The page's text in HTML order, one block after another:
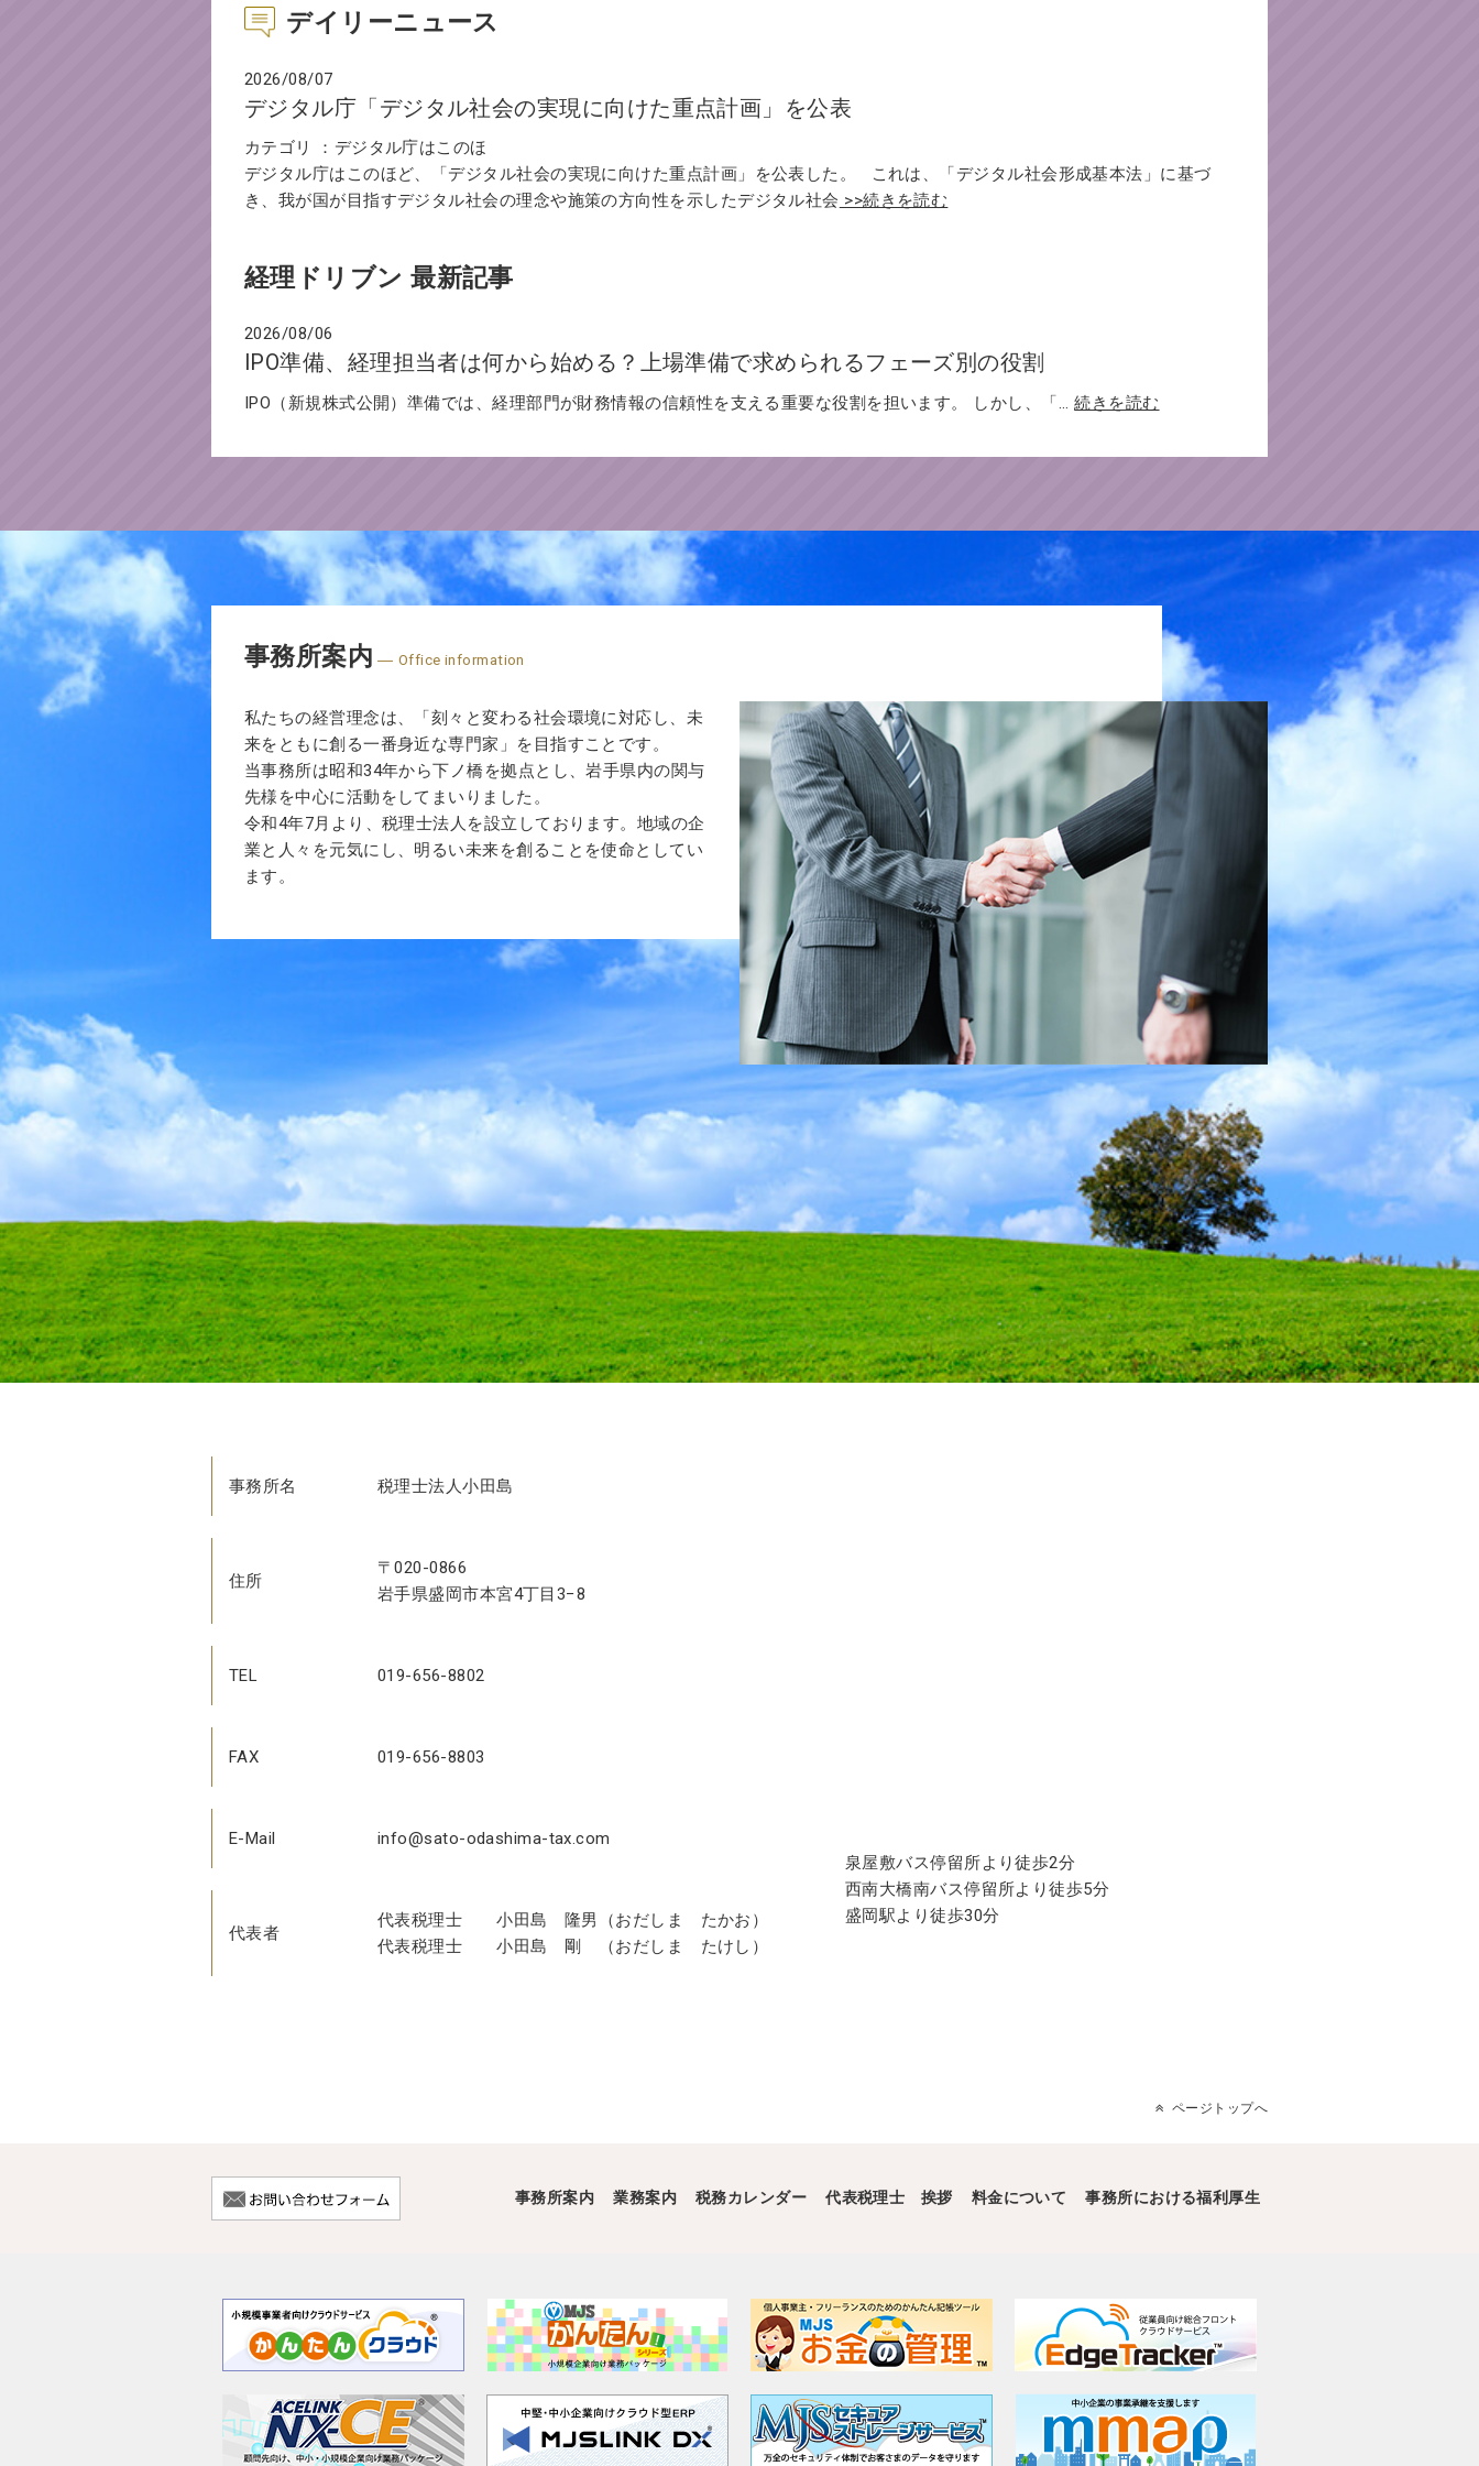
デイリーニュース
2026/08/07
デジタル庁「デジタル社会の実現に向けた重点計画」を公表
カテゴリ ：デジタル庁はこのほ
デジタル庁はこのほど、「デジタル社会の実現に向けた重点計画」を公表した。 これは、「デジタル社会形成基本法」に基づ
き、我が国が目指すデジタル社会の理念や施策の方向性を示したデジタル社会 >>続きを読む
経理ドリブン 最新記事
2026/08/06
IPO準備、経理担当者は何から始める？上場準備で求められるフェーズ別の役割
IPO（新規株式公開）準備では、経理部門が財務情報の信頼性を支える重要な役割を担います。 しかし、「... 続きを読む
事務所案内 Office information
私たちの経営理念は、「刻々と変わる社会環境に対応し、未
来をともに創る一番身近な専門家」を目指すことです。
当事務所は昭和34年から下ノ橋を拠点とし、岩手県内の関与
先様を中心に活動をしてまいりました。
令和4年7月より、税理士法人を設立しております。地域の企
業と人々を元気にし、明るい未来を創ることを使命としてい
ます。
事務所名 税理士法人小田島
住所
〒020-0866
岩手県盛岡市本宮4丁目3−8
TEL 019-656-8802
FAX 019-656-8803
E-Mail info@sato-odashima-tax.com
代表者
代表税理士 小田島 隆男（おだしま たかお）
代表税理士 小田島 剛 （おだしま たけし）
泉屋敷バス停留所より徒歩2分
西南大橋南バス停留所より徒歩5分
盛岡駅より徒歩30分
ページトップへ
事務所案内 業務案内 税務カレンダー 代表税理士 挨拶 料金について 事務所における福利厚生